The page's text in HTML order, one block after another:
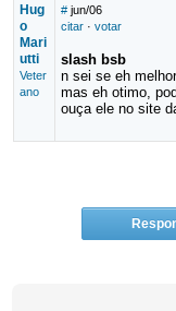
Hug
o
Mari
utti
Veter
ano
# jun/06
citar· votar
slash bsb
n sei se eh
mas eh otimo,
ouça ele no site